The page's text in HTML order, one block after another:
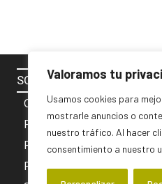
Valoramos tu
Usamos cookies para
mostrarle anuncios o
nuestro tráfico. Al hacer
consentimiento a nuestro
SOBRE NOSOTROS
Contacto
Política de cookies
Privacidad y Aviso Legal
PUBLICIDAD